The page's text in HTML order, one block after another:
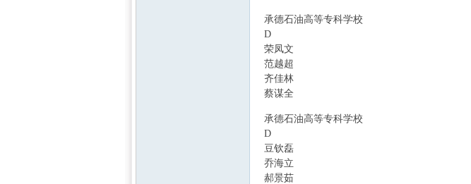
承德石油高等专科学校
D
荣凤文
范越超
齐佳林
蔡谋全
承德石油高等专科学校
D
豆钦磊
乔海立
郝景茹